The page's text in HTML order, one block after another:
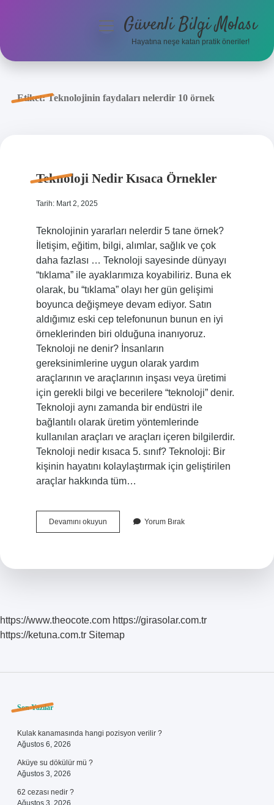
Anasayfa
menüyüGüvenli Bilgi Molası
Hayatına neşe katan pratik öneriler!
Etiket:Teknolojinin faydaları nelerdir 10 örnek
Teknoloji Nedir Kısaca Örnekler
Tarih: Mart 2, 2025
Teknolojinin yararları nelerdir 5 tane örnek?
İletişim, eğitim, bilgi, alımlar, sağlık ve çok
daha fazlası … Teknoloji sayesinde dünyayı
“tıklama” ile ayaklarımıza koyabiliriz. Buna ek
olarak, bu “tıklama” olayı her gün gelişimi
boyunca değişmeye devam ediyor. Satın
aldığımız eski cep telefonunun bunun en iyi
örneklerinden biri olduğuna inanıyoruz.
Teknoloji ne denir? İnsanların
gereksinimlerine uygun olarak yardım
araçlarının ve araçlarının inşası veya üretimi
için gerekli bilgi ve becerilere “teknoloji” denir.
Teknoloji aynı zamanda bir endüstri ile
bağlantılı olarak üretim yöntemlerinde
kullanılan araçları ve araçları içeren bilgilerdir.
Teknoloji nedir kısaca 5. sınıf? Teknoloji: Bir
kişinin hayatını kolaylaştırmak için geliştirilen
araçlar hakkında tüm…
Devamını okuyunTeknoloji
Nedir
Yorum Bırak
https://www.theocote.com https://girasolar.com.tr
https://ketuna.com.tr Sitemap
Sidebar
Son Yazılar
Kulak kanamasında hangi pozisyon verilir ?
Ağustos 6, 2026
Aküye su dökülür mü ?
Ağustos 3, 2026
62 cezası nedir ?
Ağustos 3, 2026